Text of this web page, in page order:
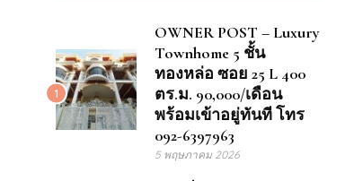
1
OWNER POST – Luxury
Townhome 5 ชั้น
ทองหล่อ ซอย 25 L 400
ตร.ม. 90,000/เดือน
พร้อมเข้าอยู่ทันที โทร
092-6397963
5 พฤษภาคม 2026